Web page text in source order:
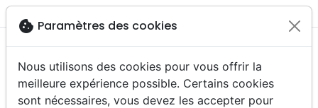
menu
cookie Paramètres des cookies
Nous utilisons des cookies pour vous offrir la
meilleure expérience possible. Certains cookies
sont nécessaires, vous devez les accepter pour